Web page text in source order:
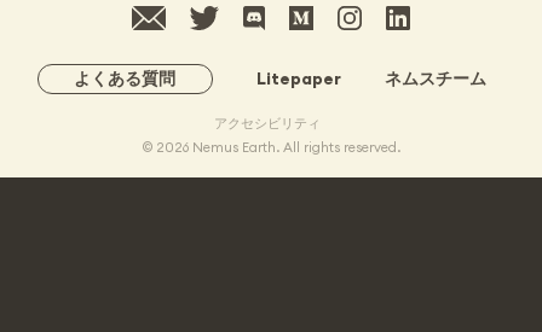
メール twitter ディスコード
巫女 インスタグラム
よくある質問 Litepaper ネムスチーム
アクセシビリティ
© 2026 Nemus Earth. All rights reserved.